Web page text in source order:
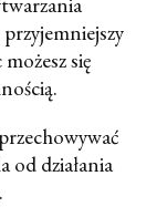
się
od działania